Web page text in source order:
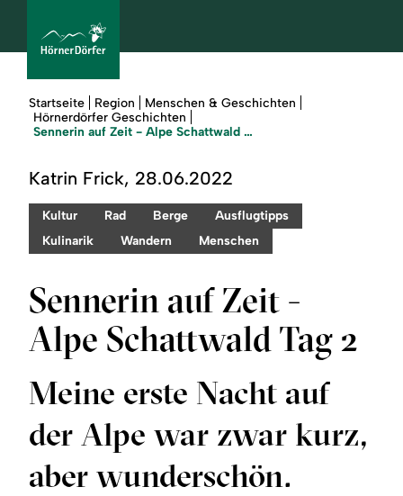
Urlaub
Sommer
Winter
Region
Service
Sie
sind
hier:
Startseite Region
Menschen & Geschichten
Hörnerdörfer Geschichten
Sennerin auf Zeit - Alpe Schattwald Tag 2
Katrin Frick, 28.06.2022
Kultur Rad Berge
Ausflugtipps
Kulinarik
Wandern Menschen
Sennerin auf Zeit -
Alpe Schattwald Tag 2
Meine erste Nacht auf
der Alpe war zwar kurz,
aber wunderschön.